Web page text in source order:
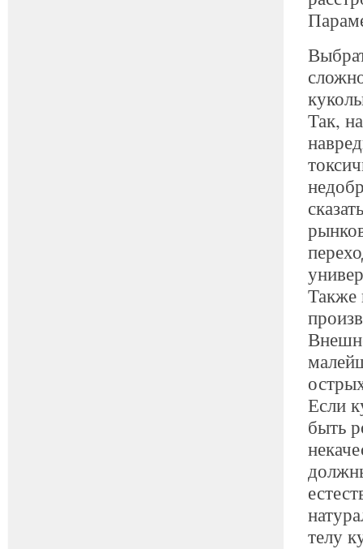
Так,
Также
Если
быть
телу